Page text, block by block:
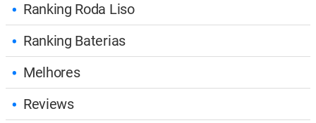
Ranking Roda Liso
Ranking Baterias
Melhores
Reviews